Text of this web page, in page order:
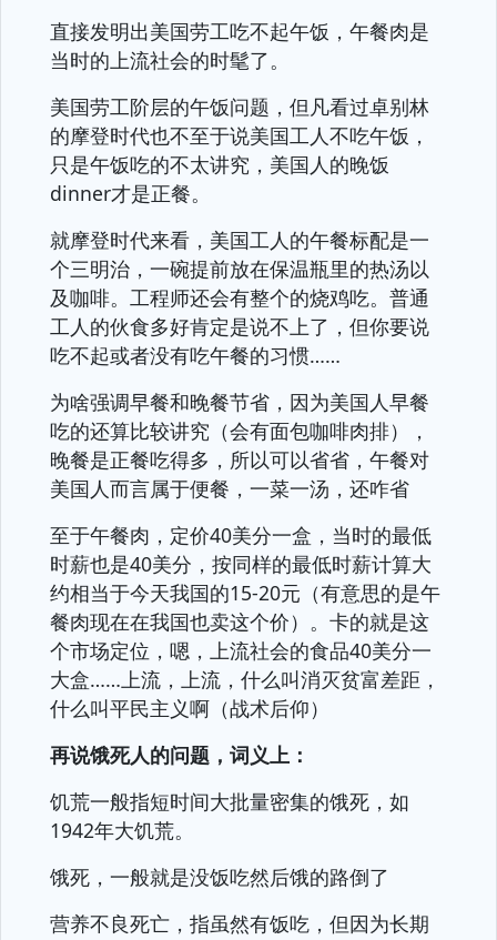
直接发明出美国劳工吃不起午饭，午餐肉是
当时的上流社会的时髦了。
美国劳工阶层的午饭问题，但凡看过卓别林
的摩登时代也不至于说美国工人不吃午饭，
只是午饭吃的不太讲究，美国人的晚饭
dinner才是正餐。
就摩登时代来看，美国工人的午餐标配是一
个三明治，一碗提前放在保温瓶里的热汤以
及咖啡。工程师还会有整个的烧鸡吃。普通
工人的伙食多好肯定是说不上了，但你要说
吃不起或者没有吃午餐的习惯……
为啥强调早餐和晚餐节省，因为美国人早餐
吃的还算比较讲究（会有面包咖啡肉排），
晚餐是正餐吃得多，所以可以省省，午餐对
美国人而言属于便餐，一菜一汤，还咋省
至于午餐肉，定价40美分一盒，当时的最低
时薪也是40美分，按同样的最低时薪计算大
约相当于今天我国的15-20元（有意思的是午
餐肉现在在我国也卖这个价）。卡的就是这
个市场定位，嗯，上流社会的食品40美分一
大盒……上流，上流，什么叫消灭贫富差距，
什么叫平民主义啊（战术后仰）
再说饿死人的问题，词义上：
饥荒一般指短时间大批量密集的饿死，如
1942年大饥荒。
饿死，一般就是没饭吃然后饿的路倒了
营养不良死亡，指虽然有饭吃，但因为长期